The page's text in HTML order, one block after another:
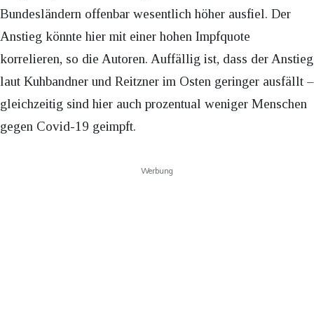
Bundesländern offenbar wesentlich höher ausfiel. Der
Anstieg könnte hier mit einer hohen Impfquote
korrelieren, so die Autoren. Auffällig ist, dass der Anstieg
laut Kuhbandner und Reitzner im Osten geringer ausfällt –
gleichzeitig sind hier auch prozentual weniger Menschen
gegen Covid-19 geimpft.
Werbung